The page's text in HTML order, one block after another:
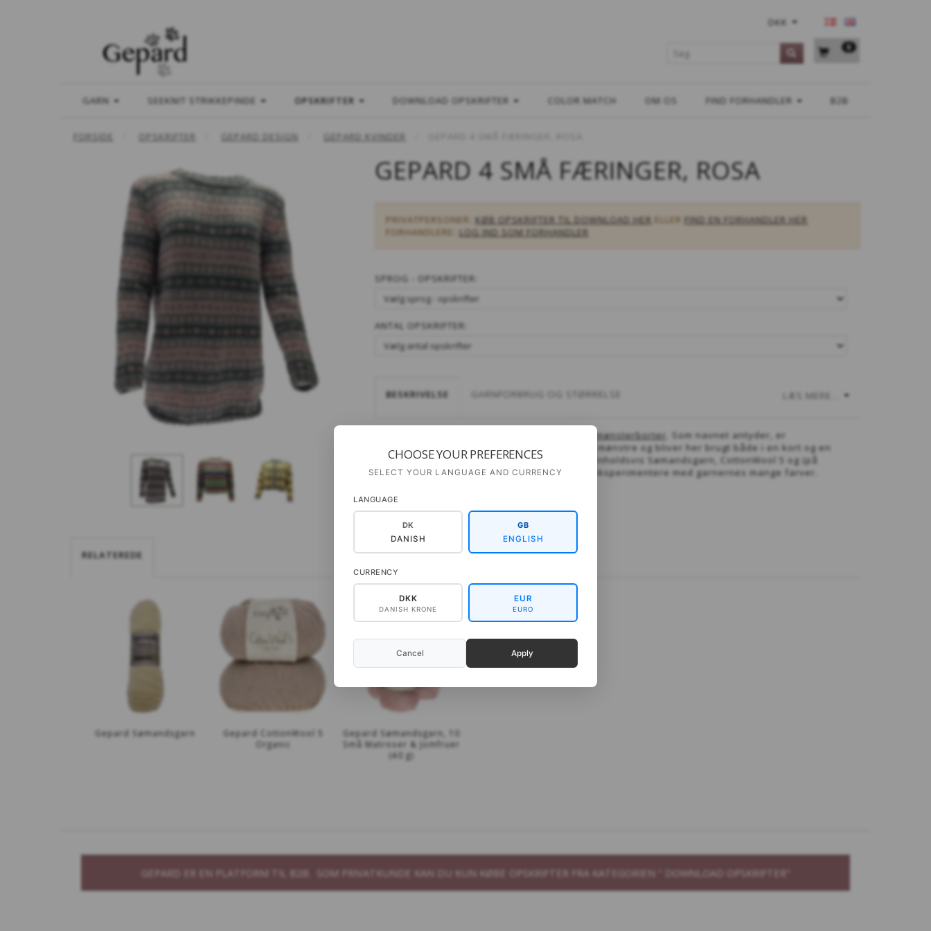
DKK
0
GARN SEEKNIT STRIKKEPINDE OPSKRIFTER DOWNLOAD OPSKRIFTER COLOR MATCH OM OS FIND FORHANDLER B2B
FORSIDE OPSKRIFTER GEPARD DESIGN GEPARD KVINDER
GEPARD 4 SMÅ FÆRINGER, ROSA
PRIVATPERSONER: KØB OPSKRIFTER TIL DOWNLOAD HER ELLER FIND EN FORHANDLER HER
FORHANDLERE: LOG IND SOM FORHANDLER
SPROG - OPSKRIFTER:
ANTAL OPSKRIFTER:
LÆS MERE...
BESKRIVELSE GARNFORBRUG OG STØRRELSE
Kollektion med mønsterborter
. Som navnet antyder, er
mønsterborterne her inspireret af færøske mønstre og bliver her brugt både i en kort og en
lang sweater samt en cardigan, strikket i henholdsvis Sømandsgarn, CottonWool 5 og (på
cardiganen) begge dele. En fin model til at eksperimentere med garnernes mange farver.
RELATEREDE
Gepard Sømandsgarn
Gepard CottonWool 5
Organic
Gepard Sømandsgarn, 10
Små Matroser & Jomfruer
(40 g)
GEPARD ER EN PLATFORM TIL B2B. SOM PRIVATKUNDE KAN DU KUN KØBE OPSKRIFTER FRA KATEGORIEN " DOWNLOAD OPSKRIFTER"
CHOOSE YOUR PREFERENCES
SELECT YOUR LANGUAGE AND CURRENCY
LANGUAGE
DK
DANISH
GB
ENGLISH
CURRENCY
DKK
DANISH KRONE
EUR
EURO
Cancel Apply